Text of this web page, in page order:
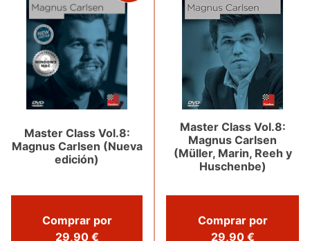
Master Class Vol.8:
Magnus Carlsen (Nueva
edición)
Comprar por
29,90 €
Master Class Vol.8:
Magnus Carlsen
(Müller, Marin, Reeh y
Huschenbe)
Comprar por
29,90 €